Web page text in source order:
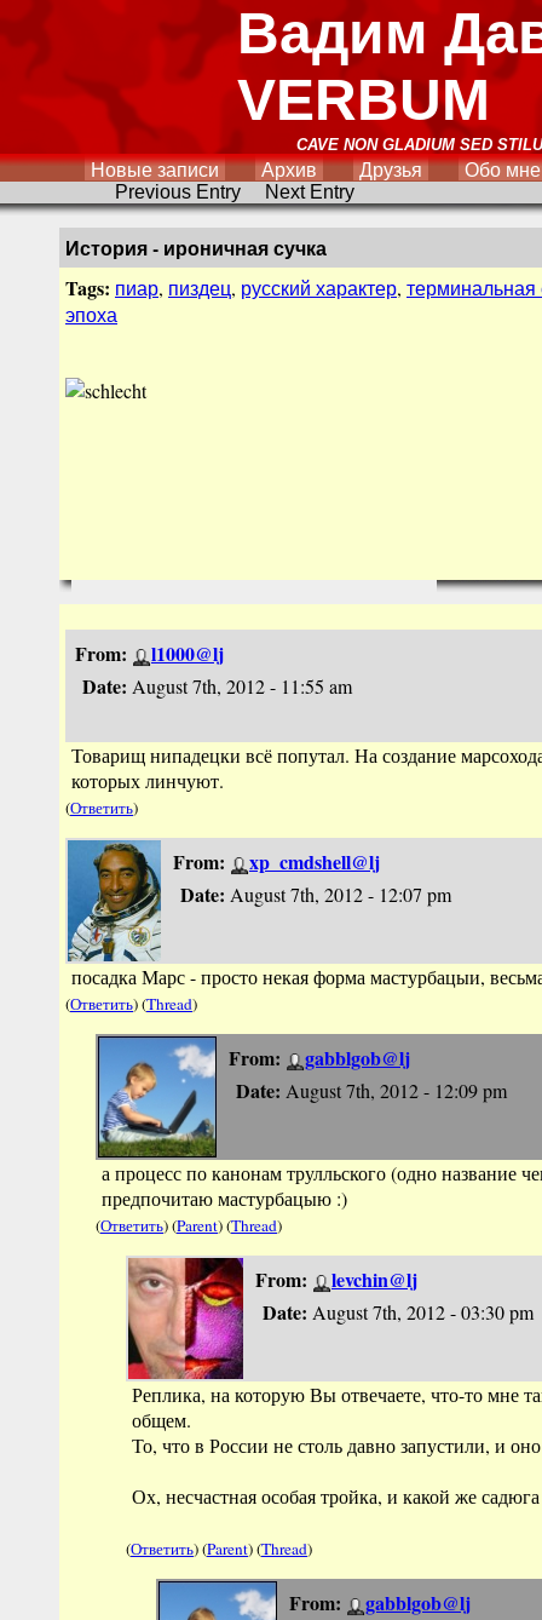
Вадим
VERBUM
CAVE NON GLADIUM SED
Новые записи Архив Друзья
Обо мне
Previous Entry
Next Entry
История - ироничная сучка
Tags: пиар, пиздец, русский характер, терминальная
эпоха
From:
l1000@lj
Date: August 7th, 2012 - 11:55 am
Товарищ нипадецки всё попутал. На создание
которых линчуют.
(Ответить)
From:
xp_cmdshell@lj
Date: August 7th, 2012 - 12:07 pm
посадка Марс - просто некая форма мастурбацыи,
(Ответить) (Thread)
From:
gabblgob@lj
Date: August 7th, 2012 - 12:09 pm
а процесс по канонам трулльского (одно название
предпочитаю мастурбацыю :)
(Ответить) (Parent) (Thread)
From:
levchin@lj
Date: August 7th, 2012 - 03:30 pm
Реплика, на которую Вы отвечаете, что-то мне
общем.
То, что в России не столь давно запустили, и
Ох, несчастная особая тройка, и какой же
(Ответить) (Parent) (Thread)
From:
gabblgob@lj